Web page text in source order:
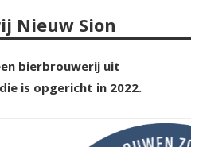
Nieuw Sion
bierbrouwerij uit
is opgericht in 2022.